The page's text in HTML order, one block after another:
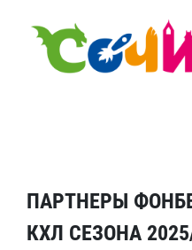
ПАРТНЕРЫ
КХЛ СЕЗОНА